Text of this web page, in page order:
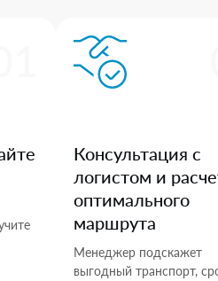
Консультация с
логистом и
оптимального
маршрута
Менеджер подскажет
выгодный транспорт,